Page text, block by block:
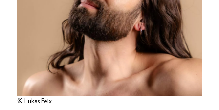
© Lukas Feix